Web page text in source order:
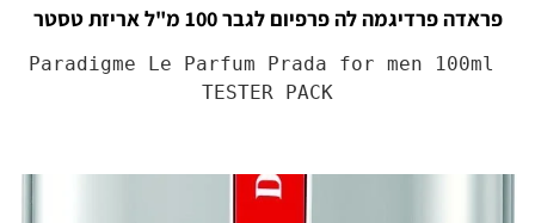
פראדה פרדיגמה לה פרפיום לגבר 100 מ"ל אריזת טסטר
Paradigme Le Parfum Prada for men 100ml
TESTER PACK